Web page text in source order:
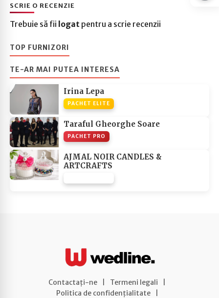
SCRIE O RECENZIE
Trebuie să fii logat pentru a scrie recenzii
TOP FURNIZORI
TE-AR MAI PUTEA INTERESA
Irina Lepa
PACHET ELITE
Taraful Gheorghe Soare
PACHET PRO
AJMAL NOIR CANDLES &
ARTCRAFTS
Contactați-ne Termeni legali
Politica de confidențialitate